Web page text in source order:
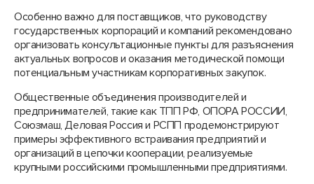
Особенно важно для поставщиков, что руководству
государственных корпораций и компаний рекомендовано
организовать консультационные пункты для разъяснения
актуальных вопросов и оказания методической помощи
потенциальным участникам корпоративных закупок.
Общественные объединения производителей и
предпринимателей, такие как ТПП РФ, ОПОРА РОССИИ,
Союзмаш, Деловая Россия и РСПП продемонстрируют
примеры эффективного встраивания предприятий и
организаций в цепочки кооперации, реализуемые
крупными российскими промышленными предприятиями.